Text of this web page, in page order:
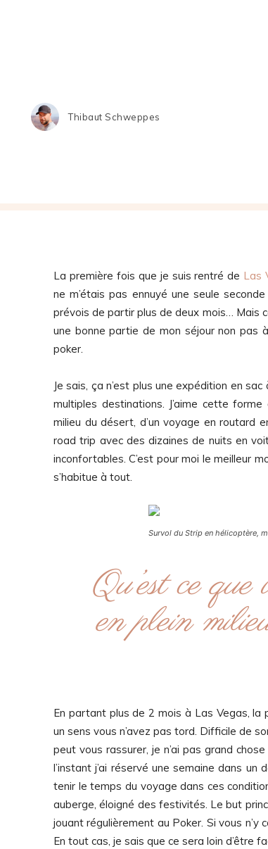
Thibaut Schweppes
La première fois que je suis rentré de Las
ne m’étais pas ennuyé une seule
prévois de partir plus de deux mois… Mais
une bonne partie de mon séjour non pas
poker.
Je sais, ça n’est plus une expédition en
multiples destinations. J’aime cette
milieu du désert, d’un voyage en routard
road trip avec des dizaines de nuits en
inconfortables. C’est pour moi le meilleur
s’habitue à tout.
Survol du Strip en hélicoptère,
Qu’est ce
en plein
En partant plus de 2 mois à Las Vegas, la
un sens vous n’avez pas tord. Difficile de
peut vous rassurer, je n’ai pas grand
l’instant j’ai réservé une semaine dans
tenir le temps du voyage dans ces
auberge, éloigné des festivités. Le but
jouant régulièrement au Poker. Si vous
En tout cas, je sais que ce sera loin d’être